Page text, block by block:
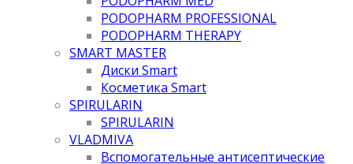
PODOPHARM PROFESSIONAL
PODOPHARM THERAPY
SMART MASTER
Диски Smart
Косметика Smart
SPIRULARIN
SPIRULARIN
VLADMIVA
Вспомогательные антисептические